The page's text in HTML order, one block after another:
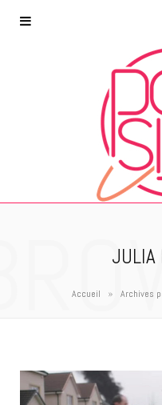
JULIA
Accueil » Archives